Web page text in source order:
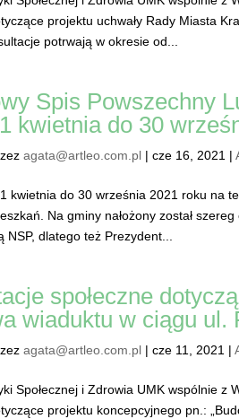
projektu uchwały Rady Miasta
potrwają w okresie od...
Spis Powszechny
kwietnia do 30
agata@artleo.com.pl | cze 16, 2021 |
kwietnia do 30 września 2021 roku na
Na gminy nałożony został
NSP, dlatego też Prezydent...
społeczne
wiaduktu w ciągu
agata@artleo.com.pl | cze 11, 2021 |
Społecznej i Zdrowia UMK wspólnie
projektu koncepcyjnego pn.: